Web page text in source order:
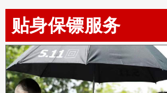
贴身保镖服务